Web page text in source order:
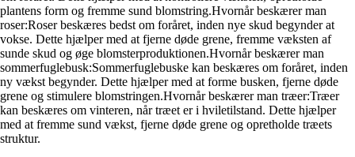
plantens form og fremme sund blomstring.Hvornår beskærer man
roser:Roser beskæres bedst om foråret, inden nye skud begynder at
vokse. Dette hjælper med at fjerne døde grene, fremme væksten af
sunde skud og øge blomsterproduktionen.Hvornår beskærer man
sommerfuglebusk:Sommerfuglebuske kan beskæres om foråret, inden
ny vækst begynder. Dette hjælper med at forme busken, fjerne døde
grene og stimulere blomstringen.Hvornår beskærer man træer:Træer
kan beskæres om vinteren, når træet er i hviletilstand. Dette hjælper
med at fremme sund vækst, fjerne døde grene og opretholde træets
struktur.